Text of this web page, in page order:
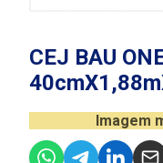
CEJ BAU
Imagem